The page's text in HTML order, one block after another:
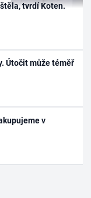
tvrdí Koten.
Útočit může téměř
v